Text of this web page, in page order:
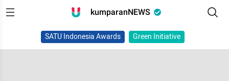
kumparanNEWS
SATU Indonesia Awards Green Initiative